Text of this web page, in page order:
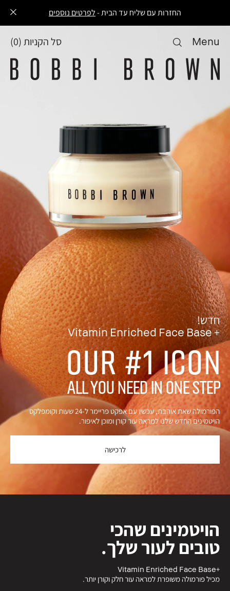
לפרטים נוספים
Menu סל הקניות(
0
)
חדש!
Vitamin Enriched Face Base +
OUR #1 ICON
ALL YOU NEED IN ONE STEP
הפורמולה שאת אוהבת, עכשיו עם אפקט פריימר ל-24 שעות וקומפלקס
הויטמינים החדש שלנו למראה עור קורן ומוכן לאיפור.
לרכישה
הויטמינים שהכי
טובים לעור שלך.
+Vitamin Enriched Face Base
מכיל פורמולה משופרת למראה עור חלק וקורן יותר.